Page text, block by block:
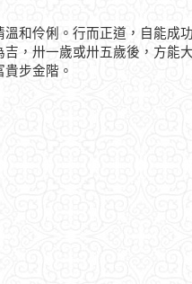
和伶俐。行而正道，自能成
，卅一歲或卅五歲後，方能
步金階。